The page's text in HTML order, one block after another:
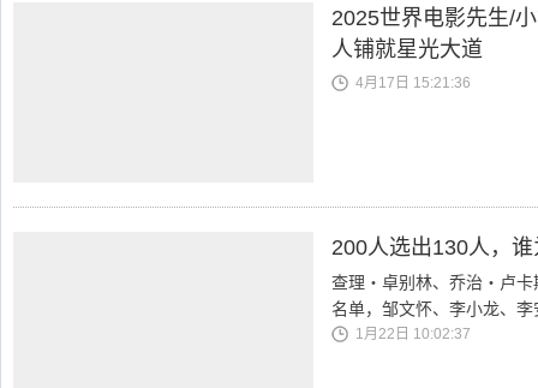
2025世界电影先生/
人铺就星光大道
4月17日 15:21:36
200人选出130人，
查理・卓别林、乔治・卢
名单，邹文怀、李小龙、
1月22日 10:02:37